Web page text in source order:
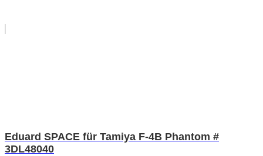
Eduard SPACE für Tamiya F-4B Phantom #
3DL48040